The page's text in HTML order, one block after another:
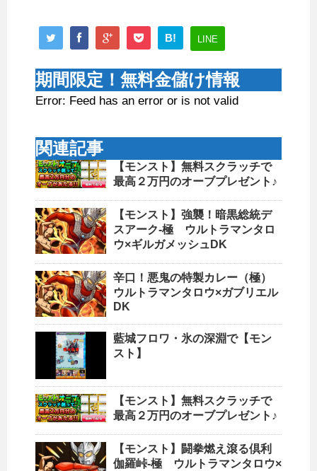
B! LINE
期間限定！無料金儲け情報
Error: Feed has an error or is not valid
関連記事
【モンスト】無料スクラッチで
最高２万円のオーブプレゼント♪
【モンスト】強襲！暗黒総統デ
スアーク-極 ウルトラマンタロ
ウ×ギルガメッシュDK
辛口！悪鬼の特製カレー（極）
ウルトラマンタロウ×ガブリエル
DK
藍城フロワ・氷の深淵で【モン
スト】
【モンスト】無料スクラッチで
最高２万円のオーブプレゼント♪
【モンスト】闘拳燃え滾る倶利
伽羅峠-極 ウルトラマンタロウ×